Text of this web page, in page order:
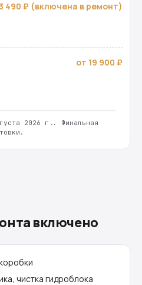
490 ₽ (включена в ремонт)
от 19 900 ₽
2026 г.. Финальная
включено
чистка гидроблока